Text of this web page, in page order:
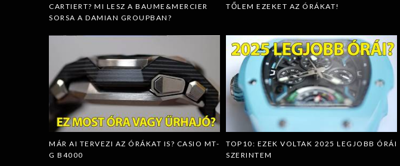
CARTIERT? MI LESZ A BAUME&MERCIER
SORSA A DAMIAN GROUPBAN?
TŐLEM EZEKET AZ ÓRÁKAT!
MÁR AI TERVEZI AZ ÓRÁKAT IS? CASIO MT-
G B4000
TOP10: EZEK VOLTAK 2025 LEGJOBB ÓRÁI
SZERINTEM